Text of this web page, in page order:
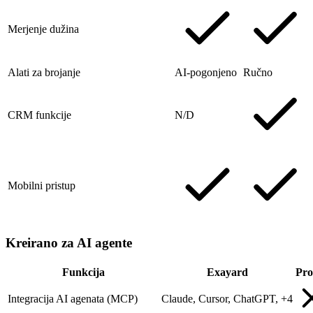
Merjenje dužina
Alati za brojanje AI-pogonjeno Ručno
CRM funkcije N/D
Mobilni pristup
Kreirano za AI agente
Funkcija Exayard
Integracija AI agenata (MCP) Claude, Cursor, ChatGPT, +4